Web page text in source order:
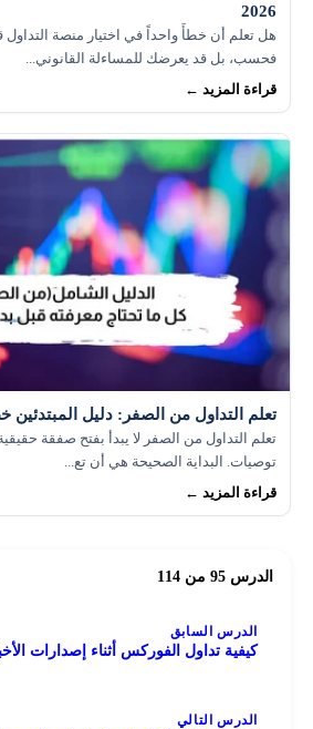
2026
هل تعلم أن خطأً واحداً في اختيار منصة التداول
فحسب، بل قد يعرضك للمساءلة القانوني...
قراءة المزيد ←
تعلم التداول من الصفر: دليل المبتدئين
تعلم التداول من الصفر لا يبدأ بفتح صفقة
توصيات. البداية الصحيحة هي أن تع...
قراءة المزيد ←
الدرس 95 من 114
الدرس السابق
كيفية تداول الفوركس أثناء إصدارات
الدرس التالي